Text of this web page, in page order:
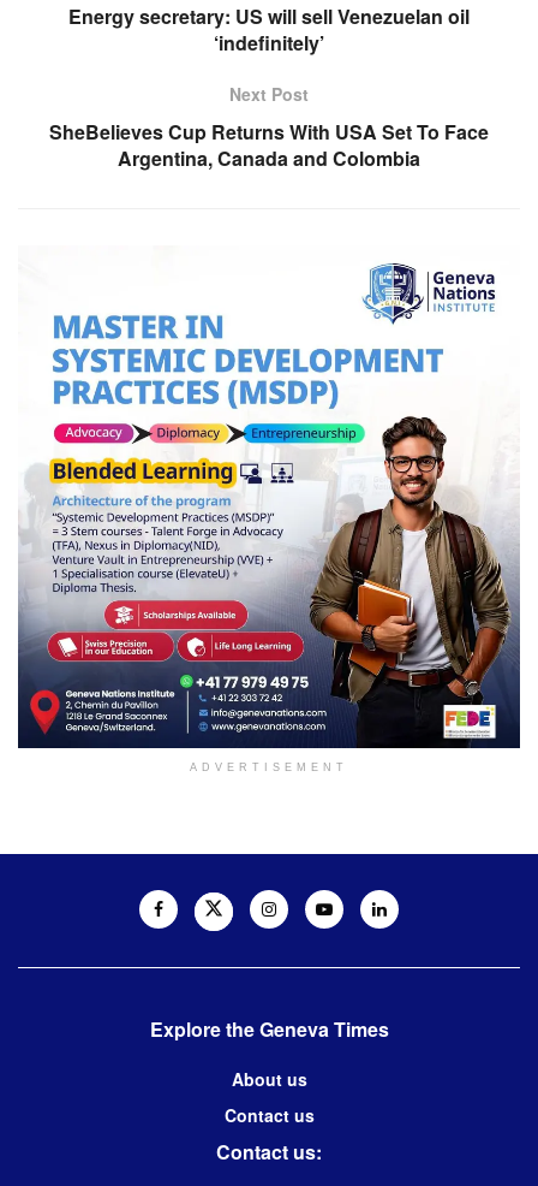
Energy secretary: US will sell Venezuelan oil
‘indefinitely’
Next Post
SheBelieves Cup Returns With USA Set To Face
Argentina, Canada and Colombia
ADVERTISEMENT
Explore the Geneva Times
About us
Contact us
Contact us: